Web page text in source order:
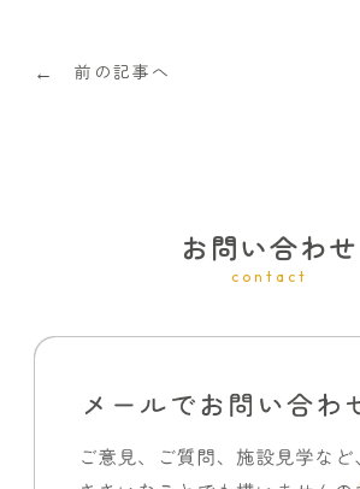
← 前の記事へ
お問い合わせ
contact